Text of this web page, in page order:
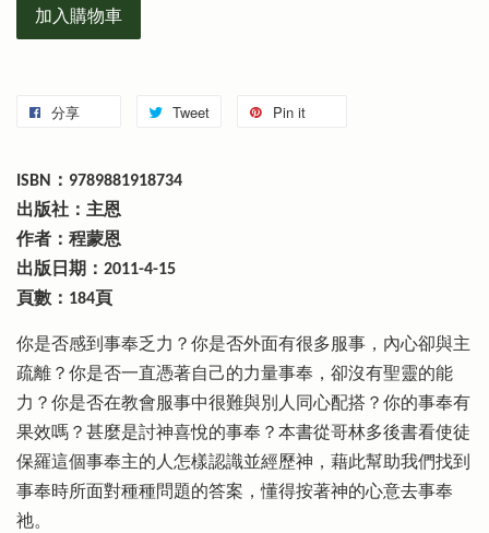
加入購物車
分享 Tweet Pin it
ISBN：9789881918734
出版社：主恩
作者：程蒙恩
出版日期：2011-4-15
頁數：184頁
你是否感到事奉乏力？你是否外面有很多服事，內心卻與主
疏離？你是否一直憑著自己的力量事奉，卻沒有聖靈的能
力？你是否在教會服事中很難與別人同心配搭？你的事奉有
果效嗎？甚麼是討神喜悅的事奉？本書從哥林多後書看使徒
保羅這個事奉主的人怎樣認識並經歷神，藉此幫助我們找到
事奉時所面對種種問題的答案，懂得按著神的心意去事奉
祂。